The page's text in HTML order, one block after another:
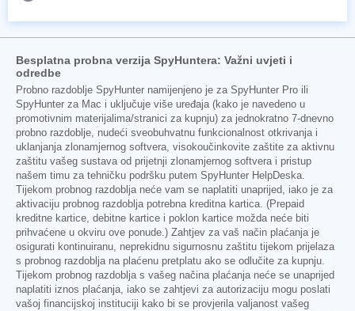
Besplatna probna verzija SpyHuntera: Važni uvjeti i
odredbe
Probno razdoblje SpyHunter namijenjeno je za SpyHunter Pro ili
SpyHunter za Mac i uključuje više uređaja (kako je navedeno u
promotivnim materijalima/stranici za kupnju) za jednokratno 7-dnevno
probno razdoblje, nudeći sveobuhvatnu funkcionalnost otkrivanja i
uklanjanja zlonamjernog softvera, visokoučinkovite zaštite za aktivnu
zaštitu vašeg sustava od prijetnji zlonamjernog softvera i pristup
našem timu za tehničku podršku putem SpyHunter HelpDeska.
Tijekom probnog razdoblja neće vam se naplatiti unaprijed, iako je za
aktivaciju probnog razdoblja potrebna kreditna kartica. (Prepaid
kreditne kartice, debitne kartice i poklon kartice možda neće biti
prihvaćene u okviru ove ponude.) Zahtjev za vaš način plaćanja je
osigurati kontinuiranu, neprekidnu sigurnosnu zaštitu tijekom prijelaza
s probnog razdoblja na plaćenu pretplatu ako se odlučite za kupnju.
Tijekom probnog razdoblja s vašeg načina plaćanja neće se unaprijed
naplatiti iznos plaćanja, iako se zahtjevi za autorizaciju mogu poslati
vašoj financijskoj instituciji kako bi se provjerila valjanost vašeg